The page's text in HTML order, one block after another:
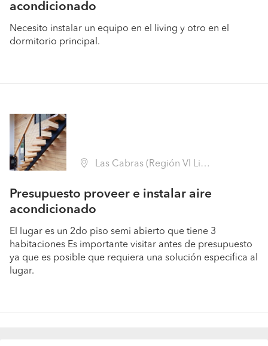
acondicionado
Necesito instalar un equipo en el living y otro en el
dormitorio principal.
Las Cabras (Región VI Libertador B. O'Higgins - Cachapoal)
Presupuesto proveer e instalar aire
acondicionado
El lugar es un 2do piso semi abierto que tiene 3
habitaciones Es importante visitar antes de presupuesto
ya que es posible que requiera una solución especifica al
lugar.